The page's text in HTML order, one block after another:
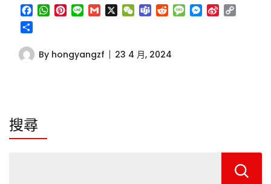
Facebook
WhatsApp
Pinterest
Line Gmail
X WeChat
TeamsRedditMessage
Messenger
Sina
By hongyangzf 23 4 月, 2024
搜尋